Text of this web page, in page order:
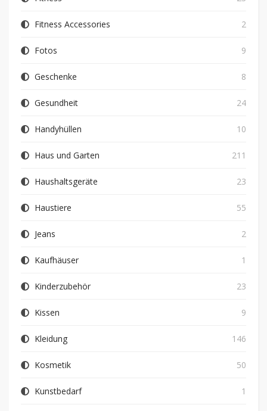
Fitness Accessories 2
Fotos 9
Geschenke 8
Gesundheit 24
Handyhüllen 10
Haus und Garten 211
Haushaltsgeräte 23
Haustiere 55
Jeans 2
Kaufhäuser 1
Kinderzubehör 23
Kissen 9
Kleidung 146
Kosmetik 50
Kunstbedarf 1